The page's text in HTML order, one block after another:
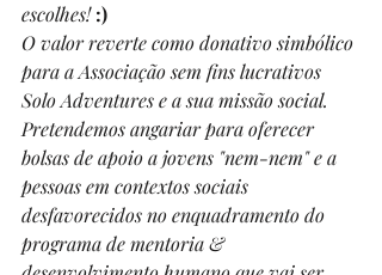
escolhes! :)
O valor reverte como donativo simbólico
para a Associação sem fins lucrativos
Solo Adventures e a sua missão social.
Pretendemos angariar para oferecer
bolsas de apoio a jovens "nem-nem" e a
pessoas em contextos sociais
desfavorecidos no enquadramento do
programa de mentoria &